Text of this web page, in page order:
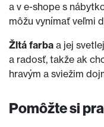
a v e-shope s
môžu vynímať veľmi
Žltá farba a jej
a radosť, takže ak
hravým a sviežim
Pomôžte si